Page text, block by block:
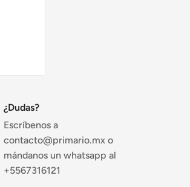
¿Dudas?
Escríbenos a
contacto@primario.mx o
mándanos un whatsapp al
+5567316121